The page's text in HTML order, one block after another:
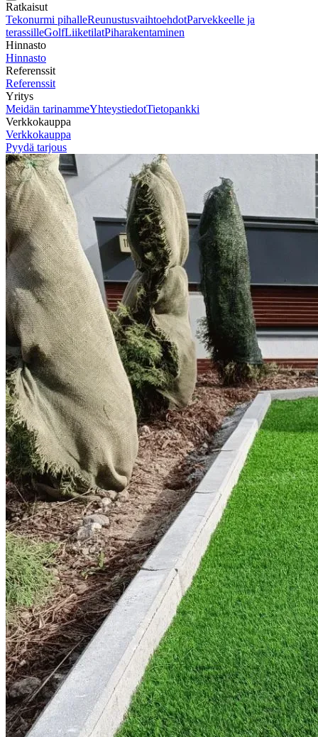
Ratkaisut
Tekonurmi pihalleReunustusvaihtoehdotParvekkeelle ja
terassilleGolfLiiketilatPiharakentaminen
Hinnasto
Hinnasto
Referenssit
Referenssit
Yritys
Meidän tarinammeYhteystiedotTietopankki
Verkkokauppa
Verkkokauppa
Pyydä tarjous